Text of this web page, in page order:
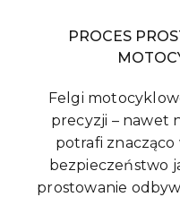
PROCES
Felgi
precyzji – nawet
potrafi znacząco
bezpieczeństwo
prostowanie